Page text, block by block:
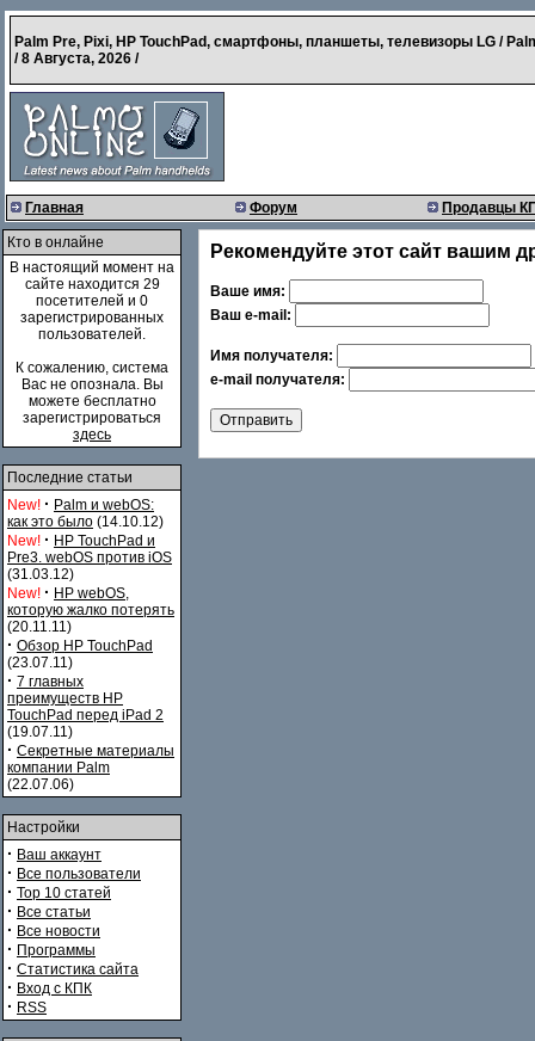
Palm Pre, Pixi, HP TouchPad, смартфоны, планшеты, телевизоры LG /
/8 Августа, 2026 /
Главная Форум Продавцы
Кто в онлайне
В настоящий момент на
сайте находится 29
посетителей и 0
зарегистрированных
пользователей.
К сожалению, система
Вас не опознала. Вы
можете бесплатно
зарегистрироваться
здесь
Последние статьи
New! · Palm и webOS:
как это было (14.10.12)
New! · HP TouchPad и
Pre3. webOS против iOS
(31.03.12)
New! · HP webOS,
которую жалко потерять
(20.11.11)
· Обзор HP TouchPad
(23.07.11)
· 7 главных
преимуществ HP
TouchPad перед iPad 2
(19.07.11)
· Секретные материалы
компании Palm
(22.07.06)
Настройки
· Ваш аккаунт
· Все пользователи
· Top 10 статей
· Все статьи
· Все новости
· Программы
· Статистика сайта
· Вход с КПК
· RSS
Рекомендуйте этот сайт вашим
Ваше имя:
Ваш e-mail:
Имя получателя:
e-mail получателя: